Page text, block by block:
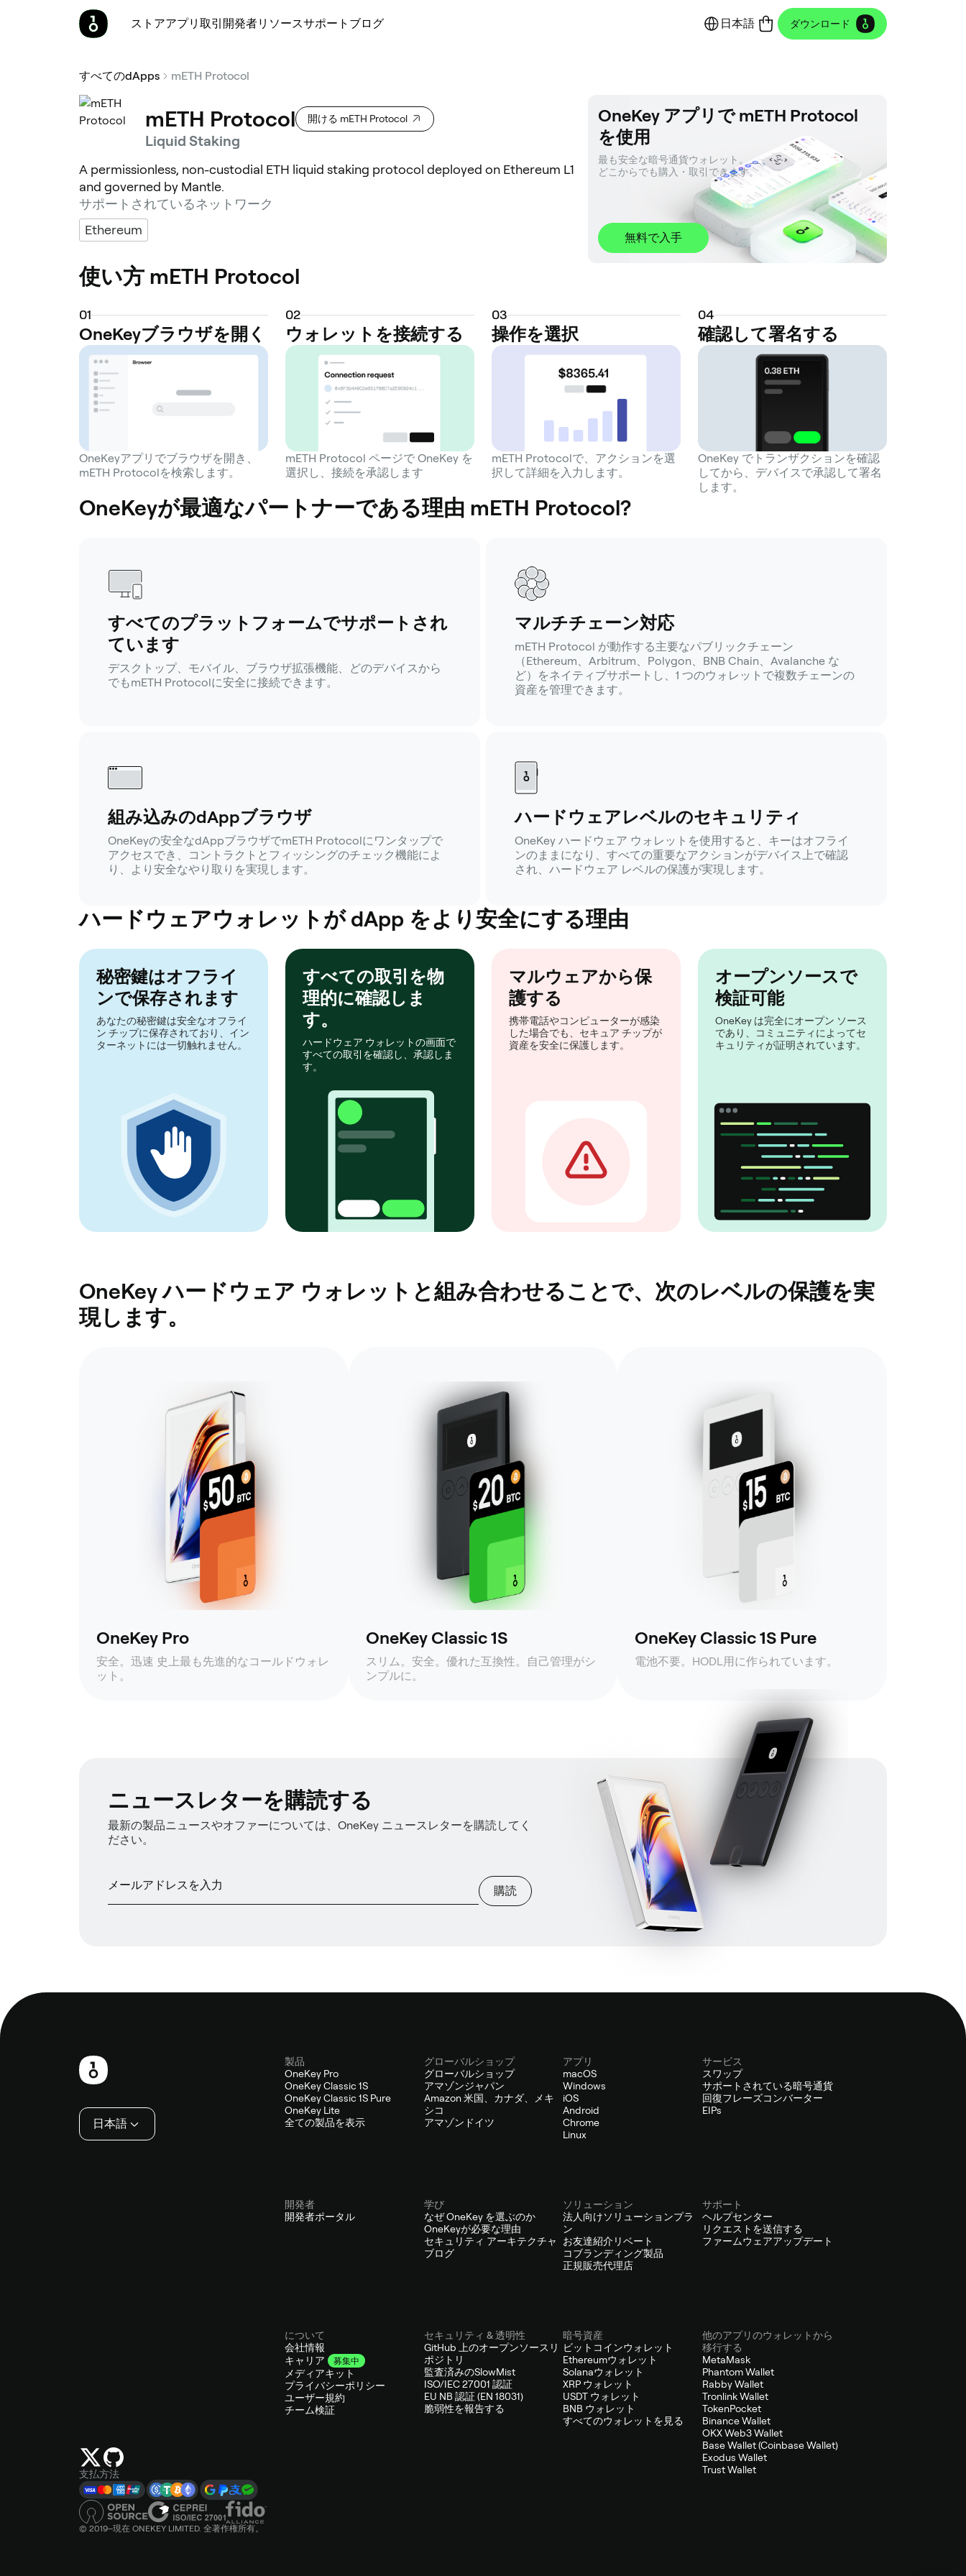
ストアアプリ 取引 開発者リソースサポート ブログ 日本語 ダウンロード
すべてのdApps mETH Protocol
mETH Protocol 開ける mETH Protocol
Liquid Staking
A permissionless, non-custodial ETH liquid staking protocol deployed on Ethereum L1
and governed by Mantle.
サポートされているネットワーク
Ethereum
OneKey アプリで mETH Protocol
を使用
最も安全な暗号通貨ウォレット。__
どこからでも購入・取引できます。
無料で入手
使い方 mETH Protocol
01
OneKeyブラウザを開く
OneKeyアプリでブラウザを開き、
mETH Protocolを検索します。
02
ウォレットを接続する
mETH Protocol ページで OneKey を
選択し、接続を承認します
03
操作を選択
mETH Protocolで、アクションを選
択して詳細を入力します。
04
確認して署名する
OneKey でトランザクションを確認
してから、デバイスで承認して署名
します。
OneKeyが最適なパートナーである理由 mETH Protocol?
すべてのプラットフォームでサポートされ
ています
デスクトップ、モバイル、ブラウザ拡張機能、どのデバイスから
でもmETH Protocolに安全に接続できます。
マルチチェーン対応
mETH Protocol が動作する主要なパブリックチェーン
（Ethereum、Arbitrum、Polygon、BNB Chain、Avalanche な
ど）をネイティブサポートし、1 つのウォレットで複数チェーンの
資産を管理できます。
組み込みのdAppブラウザ
OneKeyの安全なdAppブラウザでmETH Protocolにワンタップで
アクセスでき、コントラクトとフィッシングのチェック機能によ
り、より安全なやり取りを実現します。
ハードウェアレベルのセキュリティ
OneKey ハードウェア ウォレットを使用すると、キーはオフライ
ンのままになり、すべての重要なアクションがデバイス上で確認
され、ハードウェア レベルの保護が実現します。
ハードウェアウォレットが dApp をより安全にする理由
秘密鍵はオフライ
ンで保存されます
あなたの秘密鍵は安全なオフライ
ン チップに保存されており、イン
ターネットには一切触れません。
すべての取引を物
理的に確認しま
す。
ハードウェア ウォレットの画面で
すべての取引を確認し、承認しま
す。
マルウェアから保
護する
携帯電話やコンピューターが感染
した場合でも、セキュア チップが
資産を安全に保護します。
オープンソースで
検証可能
OneKey は完全にオープン ソース
であり、コミュニティによってセ
キュリティが証明されています。
OneKey ハードウェア ウォレットと組み合わせることで、次のレベルの保護を実
現します。
OneKey Pro
安全。迅速 史上最も先進的なコールドウォレ
ット。
OneKey Classic 1S
スリム。安全。優れた互換性。自己管理がシ
ンプルに。
OneKey Classic 1S Pure
電池不要。HODL用に作られています。
ニュースレターを購読する
最新の製品ニュースやオファーについては、OneKey ニュースレターを購読してく
ださい。
購読
日本語
支払方法
© 2019–現在 ONEKEY LIMITED. 全著作権所有。
製品
OneKey Pro
OneKey Classic 1S
OneKey Classic 1S Pure
OneKey Lite
全ての製品を表示
グローバルショップ
グローバルショップ
アマゾンジャパン
Amazon 米国、カナダ、メキ
シコ
アマゾンドイツ
アプリ
macOS
Windows
iOS
Android
Chrome
Linux
サービス
スワップ
サポートされている暗号通貨
回復フレーズコンバーター
EIPs
開発者
開発者ポータル
学び
なぜ OneKey を選ぶのか
OneKeyが必要な理由
セキュリティ アーキテクチャ
ブログ
ソリューション
法人向けソリューションプラ
ン
お友達紹介リベート
コブランディング製品
正規販売代理店
サポート
ヘルプセンター
リクエストを送信する
ファームウェアアップデート
について
会社情報
キャリア
募集中
メディアキット
プライバシーポリシー
ユーザー規約
チーム検証
セキュリティ & 透明性
GitHub 上のオープンソースリ
ポジトリ
監査済みのSlowMist
ISO/IEC 27001 認証
EU NB 認証 (EN 18031)
脆弱性を報告する
暗号資産
ビットコインウォレット
Ethereumウォレット
Solanaウォレット
XRP ウォレット
USDT ウォレット
BNB ウォレット
すべてのウォレットを見る
他のアプリのウォレットから
移行する
MetaMask
Phantom Wallet
Rabby Wallet
Tronlink Wallet
TokenPocket
Binance Wallet
OKX Web3 Wallet
Base Wallet (Coinbase Wallet)
Exodus Wallet
Trust Wallet